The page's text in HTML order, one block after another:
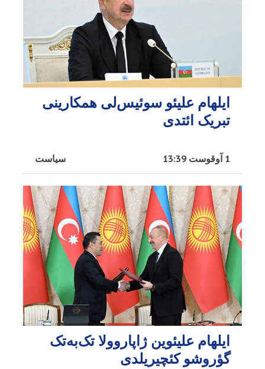
ایلهام علیئو سوئیس‌لی همکارینی
تبریک ائتدی
سیاست 1 آوقوست 13:39
ایلهام علیئوین ژاپاروولا تک‌به‌تک
گؤروشو کئچیریلدی